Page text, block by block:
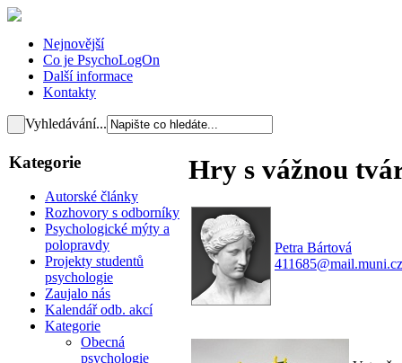
Nejnovější
Co je PsychoLogOn
Další informace
Kontakty
Vyhledávání...
Kategorie
Autorské články
Rozhovory s odborníky
Psychologické mýty a
polopravdy
Projekty studentů
psychologie
Zaujalo nás
Kalendář odb. akcí
Kategorie
Obecná
psychologie
Hry s vážnou
Petra Bártová
411685@mail.muni.cz